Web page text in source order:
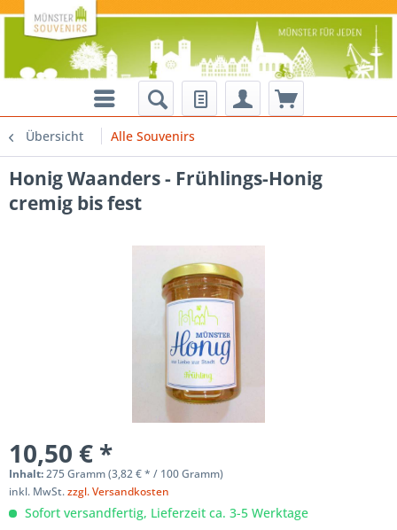
Übersicht Alle Souvenirs
Honig Waanders - Frühlings-Honig
cremig bis fest
10,50 € *
Inhalt:275 Gramm (3,82 € * / 100 Gramm)
inkl. MwSt.zzgl. Versandkosten
Sofort versandfertig, Lieferzeit ca. 3-5 Werktage